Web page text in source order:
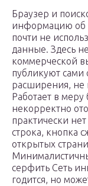
Браузер и
информацию об
почти не
данные. Здесь
коммерческой
публикуют сами
расширения, не
Работает в
некорректно
практически
строка, кнопка
открытых
серфить Сеть
годится, но